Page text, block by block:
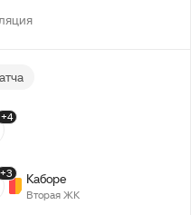
+4
+3 Каборе
Вторая ЖК